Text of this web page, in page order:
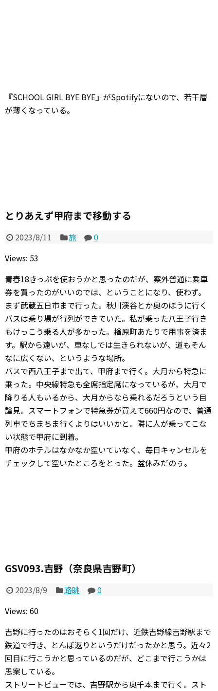
『SCHOOL GIRL BYE BYE』がSpotifyにないので、若干層
が薄くなっている。
とりあえず甲府まで移動する
2023/8/11 旅
0
Views: 53
青春18きっぷを使おうかと思ったのだが、案外普通に乗車
券を買ったのがいいのでは、ということになり、使わず。
まず武蔵五日市まで行った。秋川渓谷とか奥のほうに行く
バスは乗り場が行列ができていた。私が乗った八王子行き
もけっこう乗る人が多かった。楢原町あたりで用事を済ま
す。駅から遠いが、車なしでは生きられないが、道もそん
なに広くない、というような場所。
バスで西八王子まで出て、甲府まで行く。大月から特急に
乗った。中央線特急も全席指定席になっているが、大月で
降りる人もいるから、大月からなら乗れるだろうという目
論見。スマートフォンで特急券が買えて660円なので、普通
列車でちまちま行くよりはいいかと。隣に人が乗ってこな
い状態で甲府に到着。
甲府のホテルはなかなか空いていなく、毎日キャンセルを
チェックして空いたところをとった。盆休みだのぅ。
GSV093.吉野（奈良県吉野町）
2023/8/9 路眺
0
Views: 60
吉野に行ったのはおそらく1回だけ、近鉄吉野線吉野駅まで
鉄道で行き、とんぼ返りというだけだったかと思う。近々2
回目に行こうかと思っているのだが、どこまで行こうかは
思案している。
ストリートビューでは、吉野駅から奥千本まで行く。スト